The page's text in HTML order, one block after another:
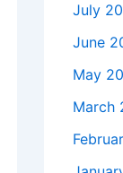
July
June
May
March